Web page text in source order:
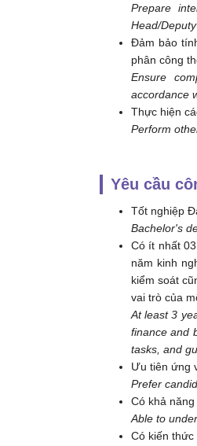
Prepare
Head/
Đảm bảo
phân công
Ensure
accordance
Thực hiện
Perform
Yêu cầu
Tốt nghiệp
Bachelor's
Có ít nhất
năm kinh
kiểm soát
vai trò của
At least 3
finance and
tasks, and
Ưu tiên ứng
Prefer
Có khả
Able to
Có kiến